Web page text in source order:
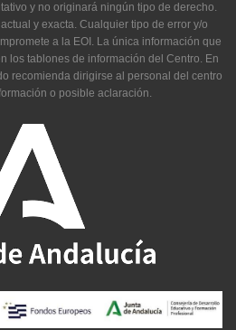
y no originará ningún tipo de derecho.
y exacta. Cualquier tipo de error y/o
a la EOI. La única información que
los tablones de información del Centro. En
recomienda dirigirse al personal del centro
o posible aclaración.